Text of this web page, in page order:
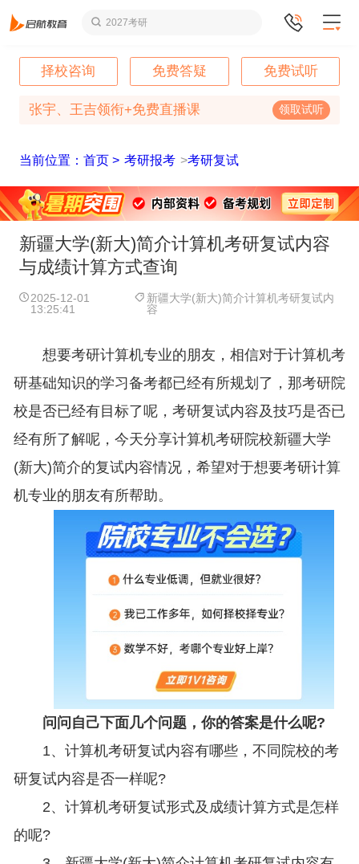
2027考研
择校咨询 免费答疑 免费试听
张宇、王吉领衔+免费直播课 领取试听
当前位置：首页 > 考研报考 >考研复试
新疆大学(新大)简介计算机考研复试内容
与成绩计算方式查询
2025-12-01
13:25:41
新疆大学(新大)简介计算机考研复试内
容
想要考研计算机专业的朋友，相信对于计算机考
研基础知识的学习备考都已经有所规划了，那考研院
校是否已经有目标了呢，考研复试内容及技巧是否已
经有所了解呢，今天分享计算机考研院校新疆大学
(新大)简介的复试内容情况，希望对于想要考研计算
机专业的朋友有所帮助。
问问自己下面几个问题，你的答案是什么呢?
1、计算机考研复试内容有哪些，不同院校的考
研复试内容是否一样呢?
2、计算机考研复试形式及成绩计算方式是怎样
的呢?